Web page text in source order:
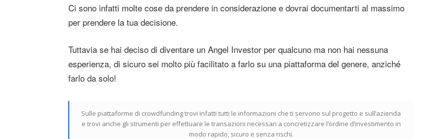
Ci sono infatti molte cose da prendere in considerazione e dovrai documentarti al massimo
per prendere la tua decisione.
Tuttavia se hai deciso di diventare un Angel Investor per qualcuno ma non hai nessuna
esperienza, di sicuro sei molto più facilitato a farlo su una piattaforma del genere, anziché
farlo da solo!
Sulle piattaforme di crowdfunding trovi infatti tutti le informazioni che ti servono sul progetto e sull’azienda
e trovi anche gli strumenti per effettuare le transazioni necessari a concretizzare l’ordine d’investimento in
modo rapido, sicuro e senza rischi.